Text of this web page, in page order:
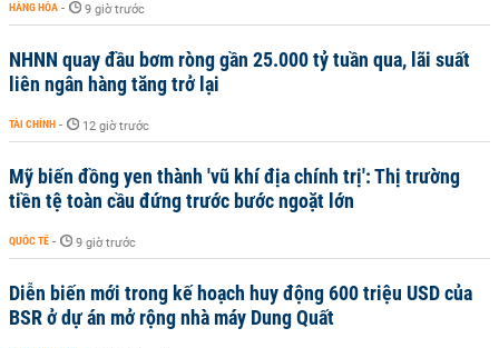
HÀNG HÓA - 9 giờ trước
NHNN quay đầu bơm ròng gần 25.000 tỷ tuần qua, lãi suất
liên ngân hàng tăng trở lại
TÀI CHÍNH - 12 giờ trước
Mỹ biến đồng yen thành 'vũ khí địa chính trị': Thị trường
tiền tệ toàn cầu đứng trước bước ngoặt lớn
QUỐC TẾ - 9 giờ trước
Diễn biến mới trong kế hoạch huy động 600 triệu USD của
BSR ở dự án mở rộng nhà máy Dung Quất